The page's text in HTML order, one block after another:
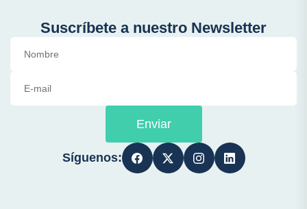
Suscríbete a nuestro Newsletter
Enviar
Síguenos: